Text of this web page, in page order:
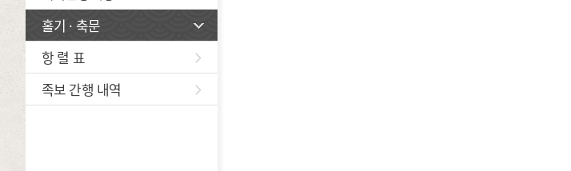
홀기 · 축문
항 렬 표
족보 간행 내역